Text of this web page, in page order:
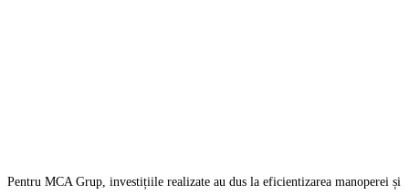
Pentru MCA Grup, investițiile realizate au dus la eficientizarea manoperei și